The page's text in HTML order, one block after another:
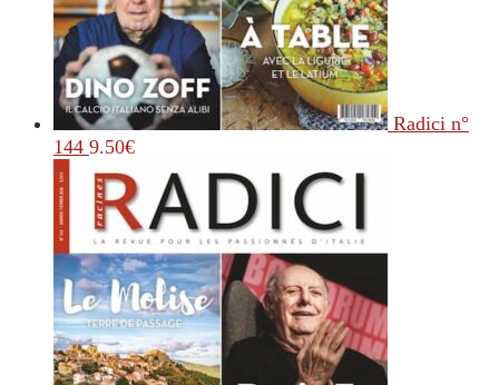
Radici n°
144 9.50€